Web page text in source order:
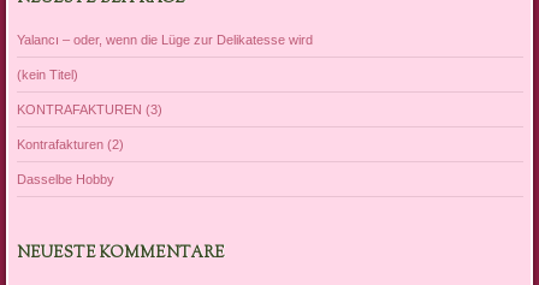
Yalancı – oder, wenn die Lüge zur Delikatesse wird
(kein Titel)
KONTRAFAKTUREN (3)
Kontrafakturen (2)
Dasselbe Hobby
NEUESTE KOMMENTARE